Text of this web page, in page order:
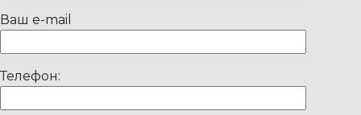
Ваш e-mail
Телефон: